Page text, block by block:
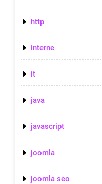
http
interne
it
java
javascript
joomla
joomla seo